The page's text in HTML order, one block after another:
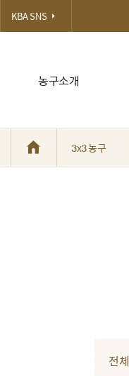
농구소개
KBA SNS
3x3 농구
전체